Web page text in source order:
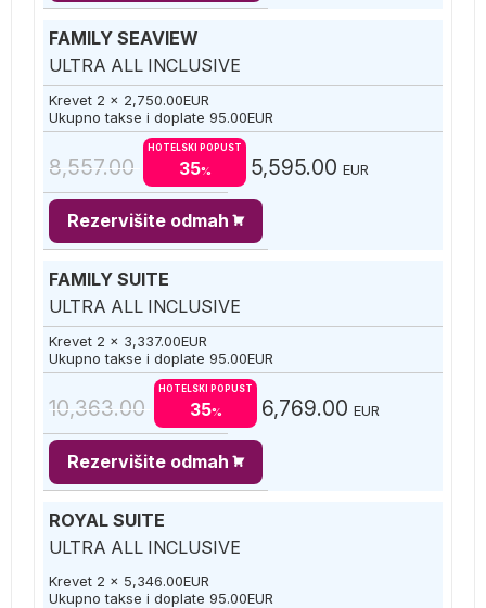
FAMILY SEAVIEW
ULTRA ALL INCLUSIVE
Krevet 2 x 2,750.00EUR
Ukupno takse i doplate 95.00EUR
8,557.00
HOTELSKI POPUST
35% 5,595.00 EUR
Rezervišite odmah
FAMILY SUITE
ULTRA ALL INCLUSIVE
Krevet 2 x 3,337.00EUR
Ukupno takse i doplate 95.00EUR
10,363.00
HOTELSKI POPUST
35% 6,769.00 EUR
Rezervišite odmah
ROYAL SUITE
ULTRA ALL INCLUSIVE
Krevet 2 x 5,346.00EUR
Ukupno takse i doplate 95.00EUR